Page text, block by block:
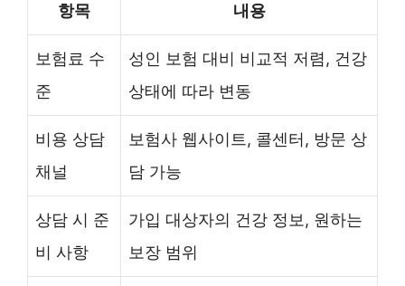
항목 내용
보험료 수
준
성인 보험 대비 비교적 저렴, 건강
상태에 따라 변동
비용 상담
채널
보험사 웹사이트, 콜센터, 방문 상
담 가능
상담 시 준
비 사항
가입 대상자의 건강 정보, 원하는
보장 범위